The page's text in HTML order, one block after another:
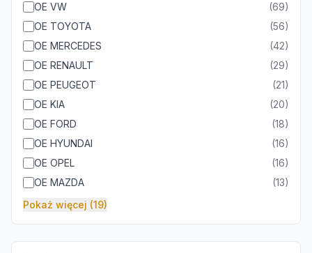
OE VW (69)
OE TOYOTA
(56)
OE MERCEDES
(42)
OE RENAULT
(29)
OE PEUGEOT
(21)
OE KIA
(20)
OE FORD
(18)
OE HYUNDAI
(16)
OE OPEL
(16)
OE MAZDA
(13)
Pokaż więcej (19)